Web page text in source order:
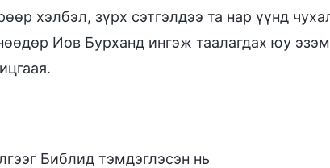
хэлбэл, зүрх сэтгэлдээ та нар үүнд
Иов Бурханд ингэж таалагдах юу
Библид тэмдэглэсэн нь